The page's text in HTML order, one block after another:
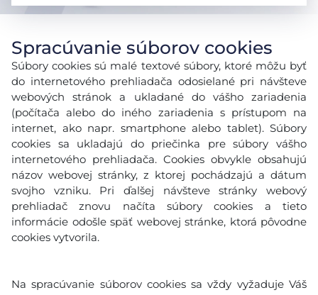
Spracúvanie súborov cookies
Súbory cookies sú malé textové súbory, ktoré môžu byť
do internetového prehliadača odosielané pri návšteve
webových stránok a ukladané do vášho zariadenia
(počítača alebo do iného zariadenia s prístupom na
internet, ako napr. smartphone alebo tablet). Súbory
cookies sa ukladajú do priečinka pre súbory vášho
internetového prehliadača. Cookies obvykle obsahujú
názov webovej stránky, z ktorej pochádzajú a dátum
svojho vzniku. Pri ďalšej návšteve stránky webový
prehliadač znovu načíta súbory cookies a tieto
informácie odošle späť webovej stránke, ktorá pôvodne
cookies vytvorila.
Na spracúvanie súborov cookies sa vždy vyžaduje Váš